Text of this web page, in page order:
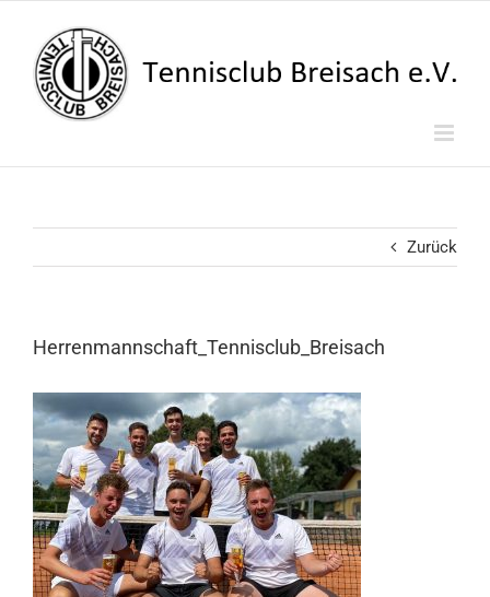
springen
Zurück
Herrenmannschaft_Tennisclub_Breisach